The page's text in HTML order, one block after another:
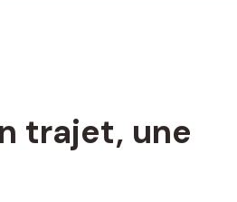
trajet, une